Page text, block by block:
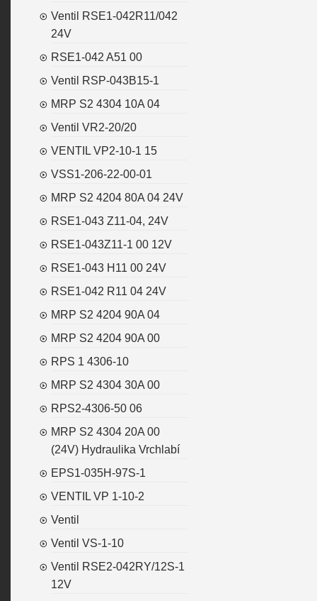
Ventil RSE1-042R11/042
24V
RSE1-042 A51 00
Ventil RSP-043B15-1
MRP S2 4304 10A 04
Ventil VR2-20/20
VENTIL VP2-10-1 15
VSS1-206-22-00-01
MRP S2 4204 80A 04 24V
RSE1-043 Z11-04, 24V
RSE1-043Z11-1 00 12V
RSE1-043 H11 00 24V
RSE1-042 R11 04 24V
MRP S2 4204 90A 04
MRP S2 4204 90A 00
RPS 1 4306-10
MRP S2 4304 30A 00
RPS2-4306-50 06
MRP S2 4304 20A 00
(24V) Hydraulika Vrchlabí
EPS1-035H-97S-1
VENTIL VP 1-10-2
Ventil
Ventil VS-1-10
Ventil RSE2-042RY/12S-1
12V